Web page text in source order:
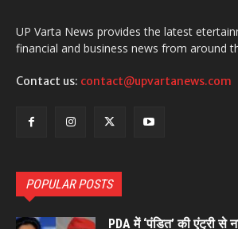
UP Varta News provides the latest
financial and business news from around
Contact us: contact@upvartanews.com
POPULAR POSTS
PDA में ‘पंडित’ की एंट्री से